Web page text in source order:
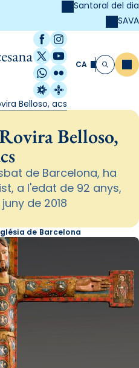
Santoral del dia
SAVA
Facebook
Instagram
X / Twitter
YouTube
WhatsApp
Flickr
Radio Estel
Catalunya
CA Cerca
Belloso, acs
Belloso,
de Barcelona, ha
a l'edat de 92 anys,
de 2018
de Barcelona